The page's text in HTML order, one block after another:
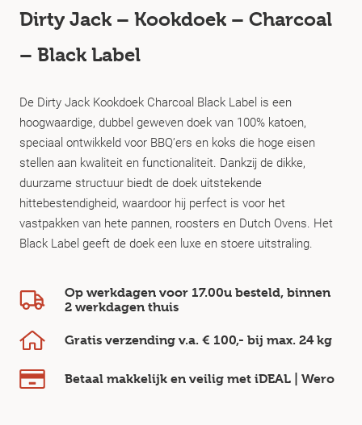
Dirty Jack – Kookdoek – Charcoal
– Black Label
De Dirty Jack Kookdoek Charcoal Black Label is een
hoogwaardige, dubbel geweven doek van 100% katoen,
speciaal ontwikkeld voor BBQ’ers en koks die hoge eisen
stellen aan kwaliteit en functionaliteit. Dankzij de dikke,
duurzame structuur biedt de doek uitstekende
hittebestendigheid, waardoor hij perfect is voor het
vastpakken van hete pannen, roosters en Dutch Ovens. Het
Black Label geeft de doek een luxe en stoere uitstraling.
Op werkdagen voor 17.00u besteld, binnen
2 werkdagen thuis
Gratis verzending v.a. € 100,- bij max. 24 kg
Betaal makkelijk en veilig met iDEAL | Wero